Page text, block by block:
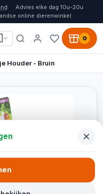
Advies elke dag 10u-20u
online dierenwinkel
0
Houder - Bruin